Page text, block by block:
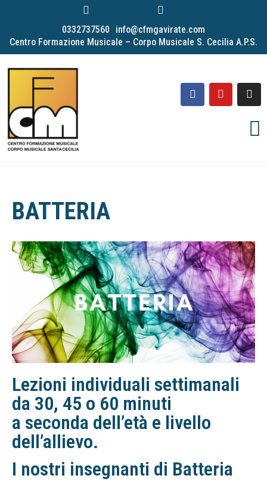
0332737560
info@cfmgavirate.com
Centro Formazione Musicale – Corpo Musicale S. Cecilia A.P.S.
BATTERIA
Lezioni individuali settimanali
da 30, 45 o 60 minuti
a seconda dell’età e livello
dell’allievo.
I nostri insegnanti di Batteria